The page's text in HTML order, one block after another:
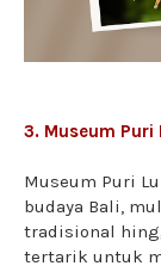
3. Museum Puri
Museum Puri
budaya Bali,
tradisional
tertarik untuk